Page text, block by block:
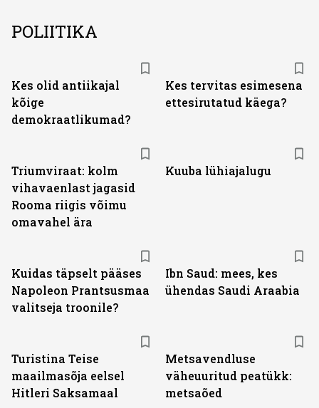
POLIITIKA
Kes olid antiikajal
kõige
demokraatlikumad?
Kes tervitas esimesena
ettesirutatud käega?
Triumviraat: kolm
vihavaenlast jagasid
Rooma riigis võimu
omavahel ära
Kuuba lühiajalugu
Kuidas täpselt pääses
Napoleon Prantsusmaa
valitseja troonile?
Ibn Saud: mees, kes
ühendas Saudi Araabia
Turistina Teise
maailmasõja eelsel
Hitleri Saksamaal
Metsavendluse
väheuuritud peatükk:
metsaõed